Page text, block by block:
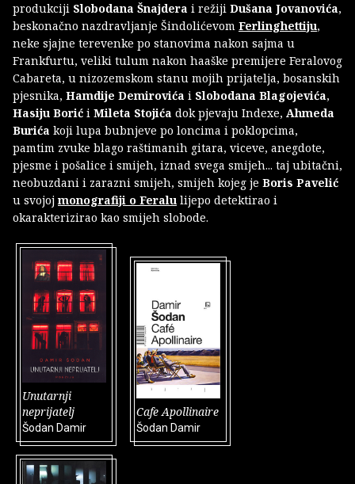
produkciji Slobodana Šnajdera i režiji Dušana Jovanovića,
beskonačno nazdravljanje Šindolićevom Ferlinghettiju,
neke sjajne terevenke po stanovima nakon sajma u
Frankfurtu, veliki tulum nakon haaške premijere Feralovog
Cabareta, u nizozemskom stanu mojih prijatelja, bosanskih
pjesnika, Hamdije Demirovića i Slobodana Blagojevića,
Hasiju Borić i Mileta Stojića dok pjevaju Indexe, Ahmeda
Burića koji lupa bubnjeve po loncima i poklopcima,
pamtim zvuke blago raštimanih gitara, viceve, anegdote,
pjesme i pošalice i smijeh, iznad svega smijeh... taj ubitačni,
neobuzdani i zarazni smijeh, smijeh kojeg je Boris Pavelić
u svojojmonografiji o Feralu lijepo detektirao i
okarakterizirao kao smijeh slobode.
Unutarnji
neprijatelj
Šodan Damir
Cafe Apollinaire
Šodan Damir